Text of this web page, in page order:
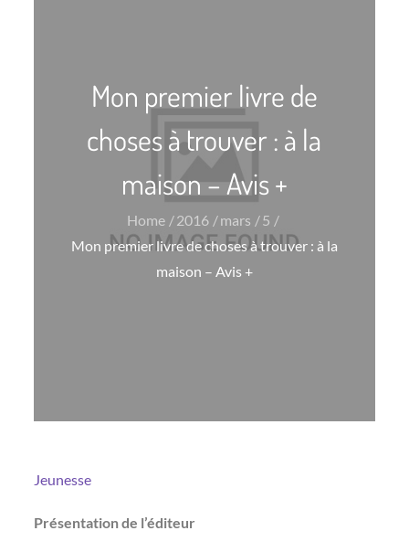
Mon premier livre de
choses à trouver : à la
maison – Avis +
Home 2016 mars
5
Mon premier livre de choses à trouver : à la
maison – Avis +
Jeunesse
Présentation de l’éditeur